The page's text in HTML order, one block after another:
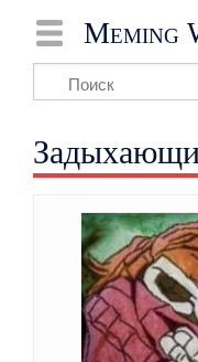
Meming